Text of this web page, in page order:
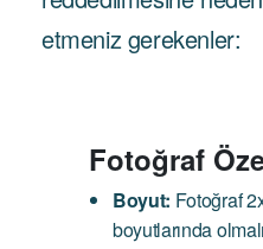
etmeniz gerekenler:
Fotoğraf
Boyut: Fotoğraf
boyutlarında